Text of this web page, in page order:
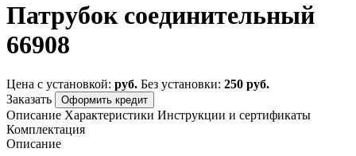
Патрубок соединительный
66908
Цена с установкой: руб. Без установки: 250 руб.
Заказать
Оформить кредит
Описание Характеристики Инструкции и сертификаты
Комплектация
Описание